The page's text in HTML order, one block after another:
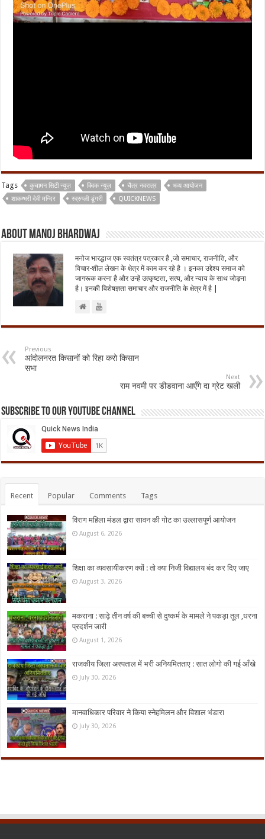
Tags कुचामन सिटी न्यूज़ क्विक न्यूज़ चैत्र नवरात्र
भव्य आयोजन
शाकम्भरी देवी मन्दिर
स्व्रुप्ली डूंगरी QUICKNEWS
About Manoj Bhardwaj
मनोज भारद्धाज एक स्वतंत्र पत्रकार है ,जो समाचार, राजनीति, और
विचार-शील लेखन के क्षेत्र में काम कर रहे है । इनका उद्देश्य समाज को
जागरूक करना है और उन्हें उत्कृष्टता, सत्य, और न्याय के साथ जोड़ना
है। इनकी विशेषज्ञता समाचार और राजनीति के क्षेत्र में है |
Previous
आंदोलनरत किसानों को रिहा करो किसान
सभा
Next
राम नवमी पर डीडवाना आएँगे दा ग्रेट खली
Subscribe to our Youtube Channel
Recent Popular Comments Tags
विराग महिला मंडल द्वारा सावन की गोट का उल्लासपूर्ण आयोजन
August 6, 2026
शिक्षा का व्यवसायीकरण क्यों : तो क्या निजी विद्यालय बंद कर दिए जाए
August 3, 2026
मकराना : साढ़े तीन वर्ष की बच्ची से दुष्कर्म के मामले ने पकड़ा तूल ,धरना
प्रदर्शन जारी
August 1, 2026
राजकीय जिला अस्पताल में भरी अनियमितताए : सात लोगो की गई आँखे
July 30, 2026
मानवाधिकार परिवार ने किया स्नेहमिलन और विशाल भंडारा
July 30, 2026